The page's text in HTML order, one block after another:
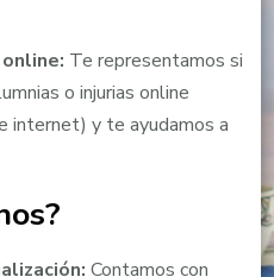
Te representamos si
o injurias online
internet) y te ayudamos a
Contamos con